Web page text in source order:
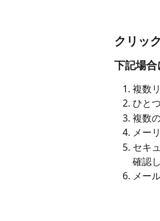
クリッ
下記場合
複数
ひと
複数
メー
セキ
確認
メー